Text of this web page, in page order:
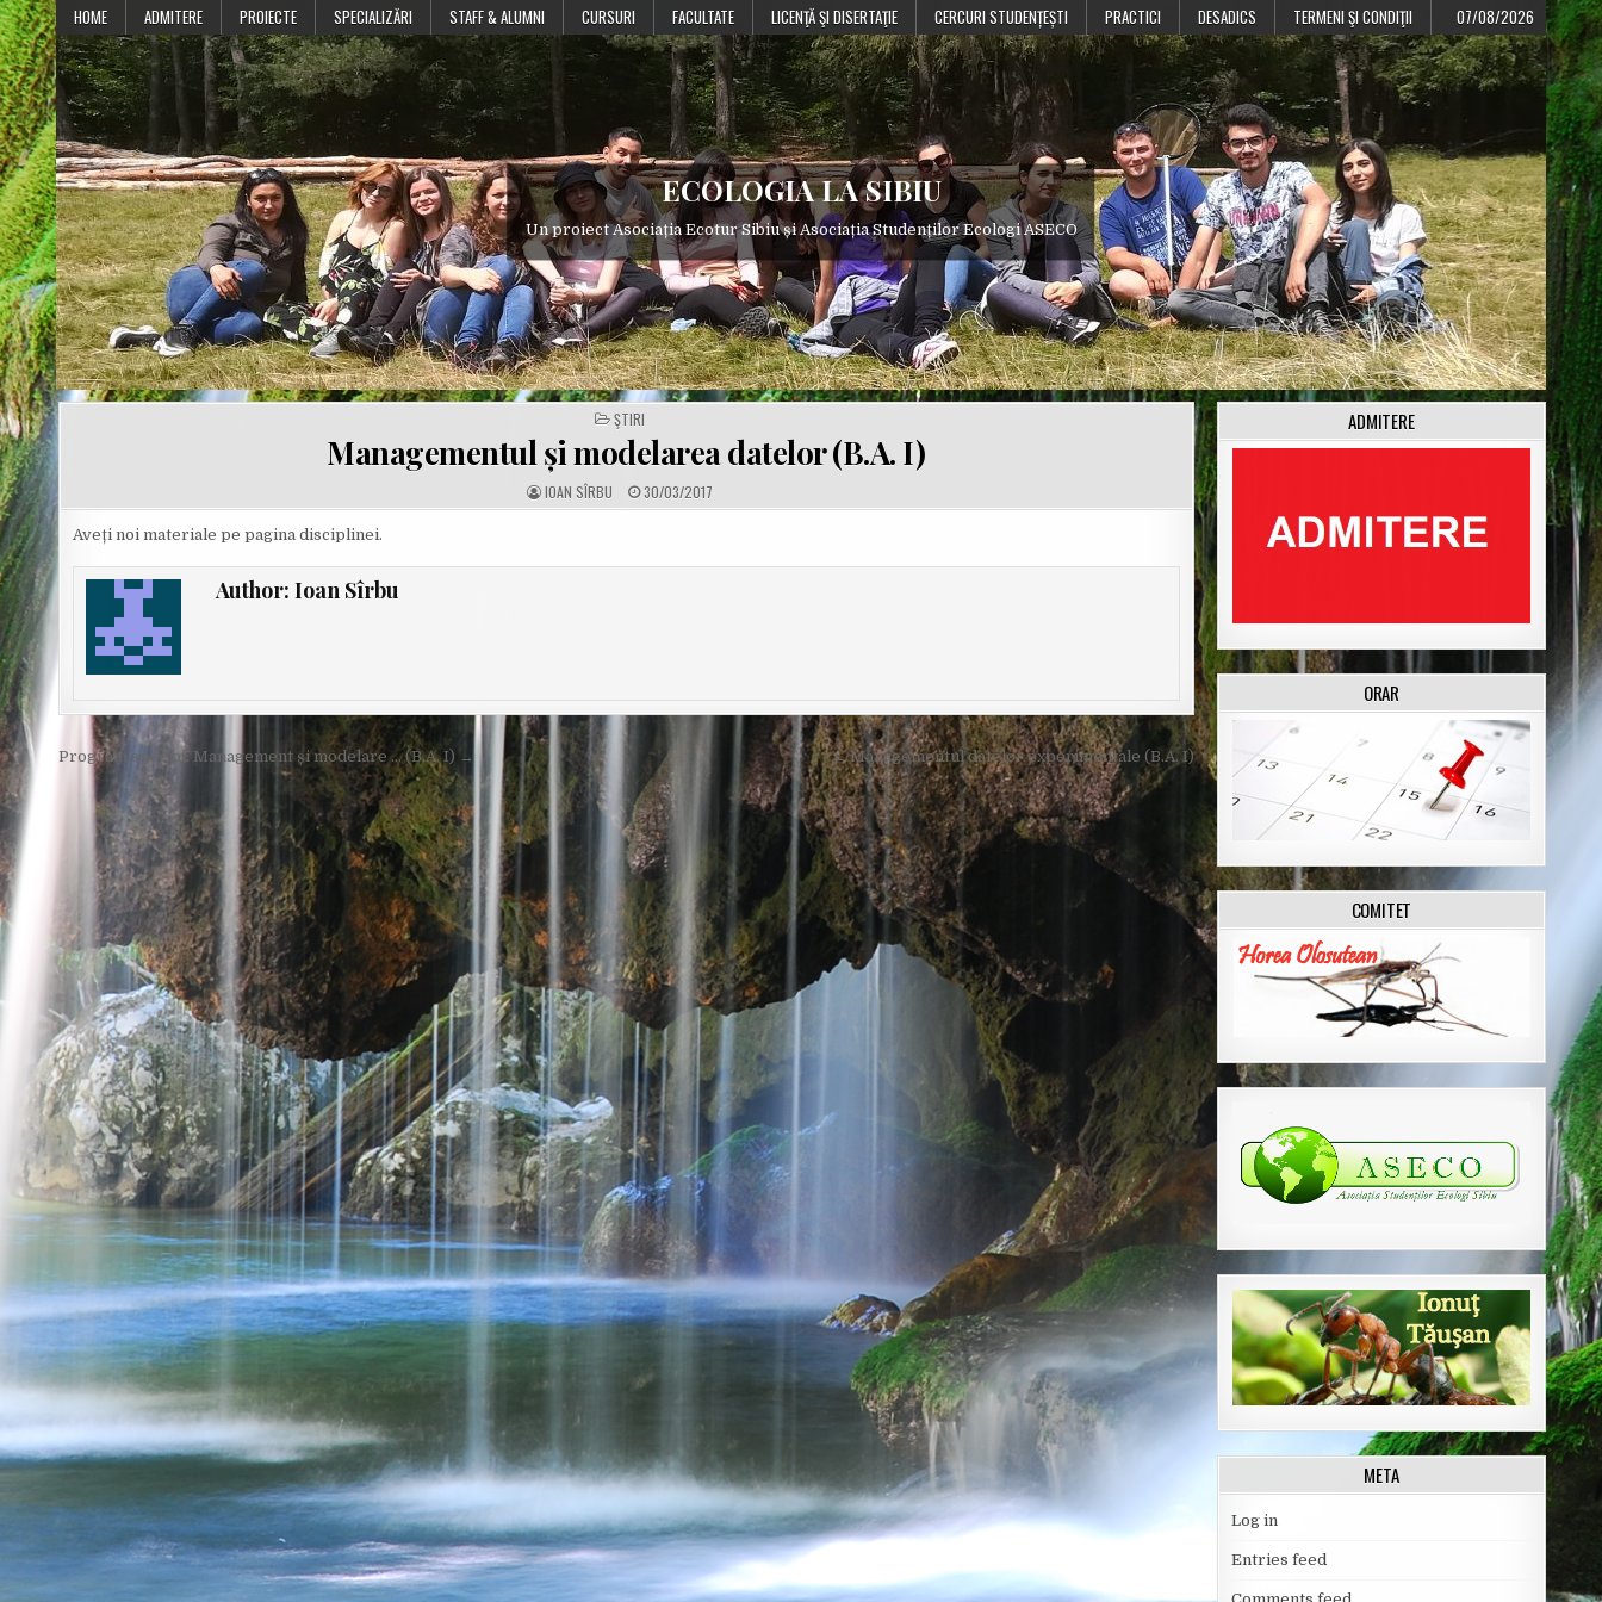
Skip
to
content
HOME ADMITERE PROIECTE SPECIALIZĂRI STAFF & ALUMNI CURSURI FACULTATE LICENŢĂ ŞI DISERTAŢIE CERCURI STUDENȚEȘTI PRACTICI DESADICS TERMENI ŞI CONDIŢII 07/08/2026
ECOLOGIA LA SIBIU
Un proiect Asociația Ecotur Sibiu și Asociația Studenților Ecologi ASECO
POSTED
IN
ŞTIRI
Managementul și modelarea datelor (B.A. I)
A
U
R
IOAN SÎRBU P
U
S
30/03/2017
Aveți noi materiale pe pagina disciplinei.
Author: Ioan Sîrbu
Post
navigation
← Managementul datelor experimentale (B.A. I)
Program special: Management și modelare … (B.A. I) →
ADMITERE
ORAR
COMITET
META
Log in
Entries feed